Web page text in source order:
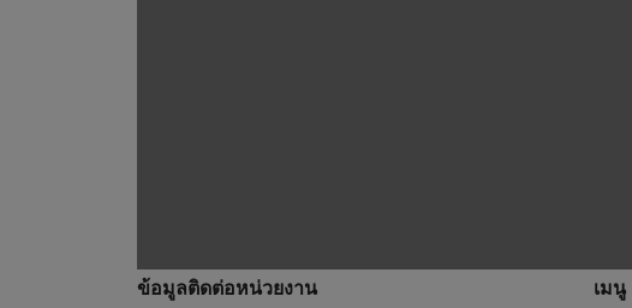
ข้อมูลติดต่อหน่วยงาน
เมนู